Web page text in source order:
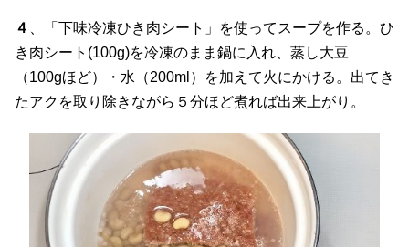
４
、「下味冷凍ひき肉シート」を使ってスープを作る。ひ
き肉シート(100g)を冷凍のまま鍋に入れ、蒸し大豆
（100gほど）・水（200ml）を加えて火にかける。出てき
たアクを取り除きながら５分ほど煮れば出来上がり。